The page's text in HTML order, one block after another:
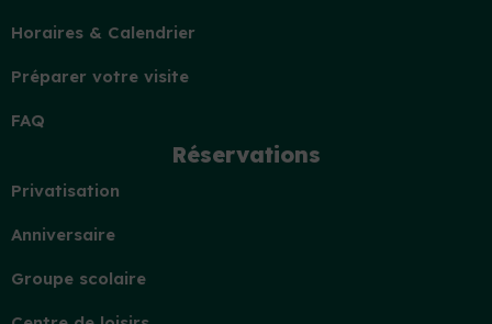
Horaires & Calendrier
Préparer votre visite
FAQ
Réservations
Privatisation
Anniversaire
Groupe scolaire